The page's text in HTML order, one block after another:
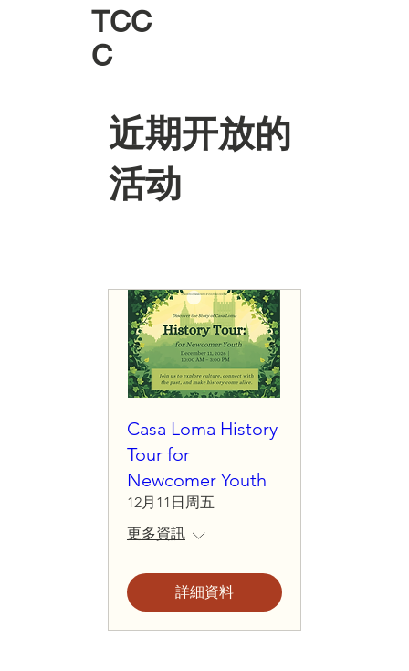
TCC
C
Casa Loma History
Tour for
Newcomer Youth
12月11日周五
更多資訊
詳細資料
​近期开放的
活动